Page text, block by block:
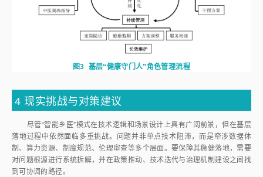
图3 基层“健康守门人”角色管理流程
4 现实挑战与对策建议
尽管“智能乡医”模式在技术逻辑和场景设计上具有广阔前景，但在基层
落地过程中依然面临多重挑战。问题并非单点技术阻滞，而是牵涉数据体
制、算力资源、制度规范、伦理审查等多个层面。要保障其稳健落地，需要
对问题根源进行系统拆解，并在政策推动、技术迭代与治理机制建设之间找
到可协调的路径。